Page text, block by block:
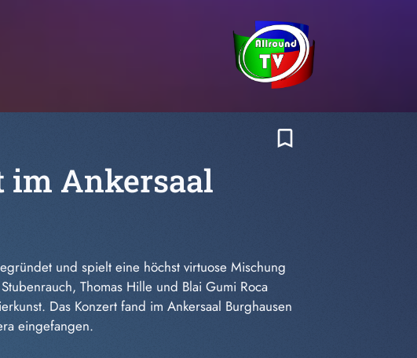
bookmark_border
im Ankersaal
und spielt eine höchst virtuose Mischung
Thomas Hille und Blai Gumi Roca
Das Konzert fand im Ankersaal Burghausen
eingefangen.